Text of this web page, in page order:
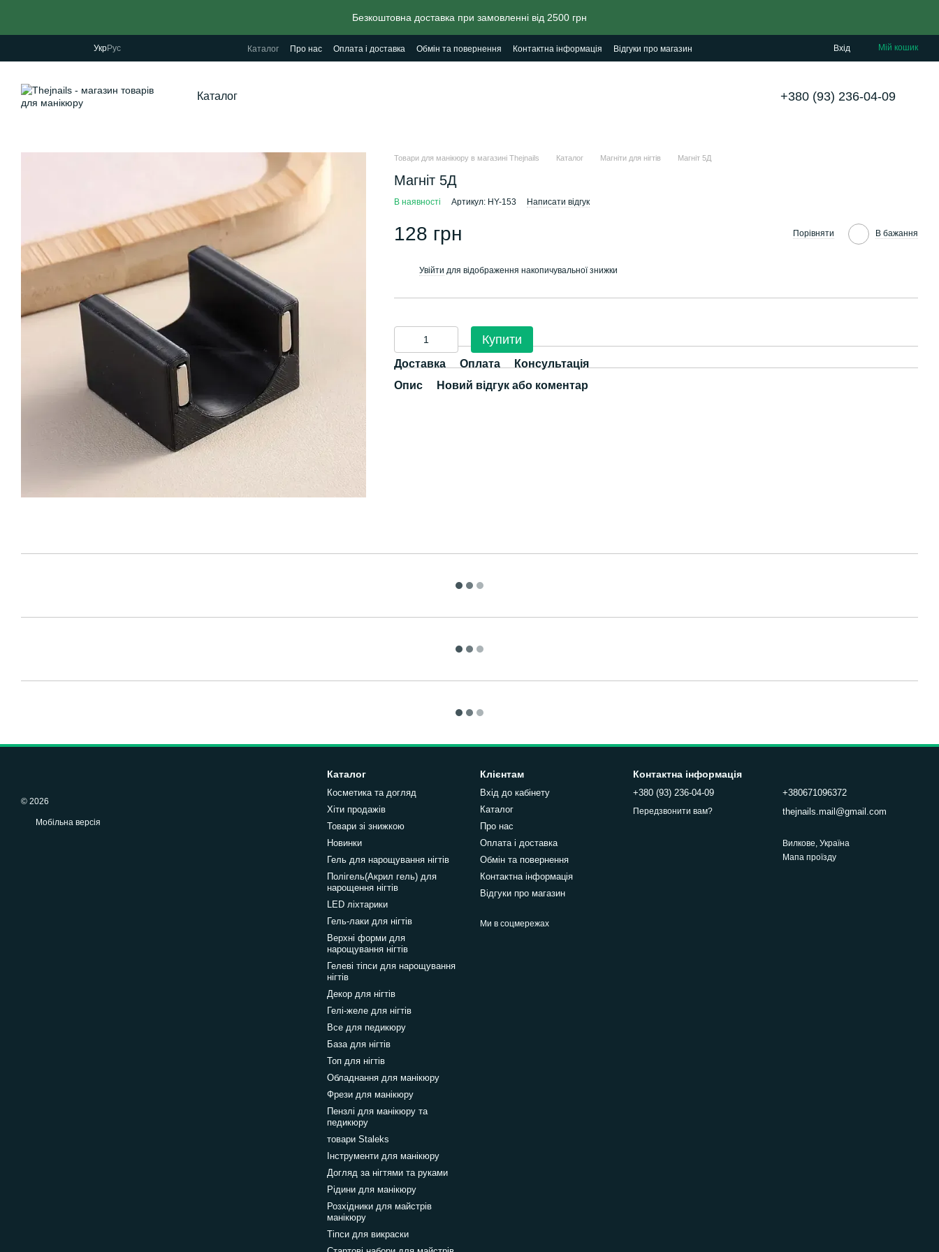
Безкоштовна доставка при замовленні від 2500 грн
УкрРус Каталог Про нас Оплата і доставка Обмін та повернення Контактна інформація Відгуки про магазин Вхід Мій кошик
Каталог +380 (93) 236-04-09
Товари для манікюру в магазині Thejnails Каталог Магніти для нігтів Магніт 5Д
Магніт 5Д
В наявності Артикул: HY-153 Написати відгук
128 грн Порівняти В бажання
Увійти для відображення накопичувальної знижки
Купити
Доставка Оплата
Консультація
Опис
Новий відгук або коментар
© 2026
Мобільна версія
Каталог
Косметика та догляд
Хіти продажів
Товари зі знижкою
Новинки
Гель для нарощування нігтів
Полігель(Акрил гель) для
нарощення нігтів
LED ліхтарики
Гель-лаки для нігтів
Верхні форми для
нарощування нігтів
Гелеві тіпси для нарощування
нігтів
Декор для нігтів
Гелі-желе для нігтів
Все для педикюру
База для нігтів
Топ для нігтів
Обладнання для манікюру
Фрези для манікюру
Пензлі для манікюру та
педикюру
товари Staleks
Інструменти для манікюру
Догляд за нігтями та руками
Рідини для манікюру
Розхідники для майстрів
манікюру
Тіпси для викраски
Клієнтам
Вхід до кабінету
Каталог
Про нас
Оплата і доставка
Обмін та повернення
Контактна інформація
Відгуки про магазин
Ми в соцмережах
Контактна інформація
+380 (93) 236-04-09
Передзвонити вам?
+380671096372
thejnails.mail@gmail.com
Вилкове, Україна
Мапа проїзду